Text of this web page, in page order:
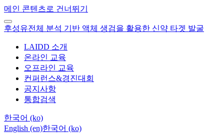
메인 콘텐츠로 건너뛰기
후성유전체 분석 기반 액체 생검을 활용한 신약 타겟 발굴
LAIDD 소개
온라인 교육
오프라인 교육
컨퍼런스&경진대회
공지사항
통합검색
한국어 ‎(ko)‎
English ‎(en)‎한국어 ‎(ko)‎